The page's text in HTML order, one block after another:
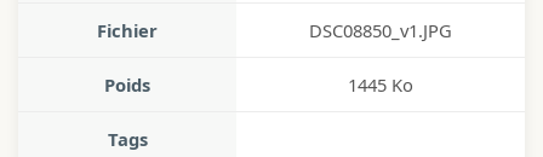
Fichier DSC08850_v1.JPG
Poids 1445 Ko
Tags